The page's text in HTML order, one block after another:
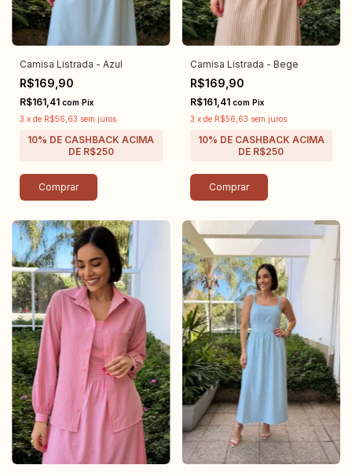
Camisa Listrada - Azul
R$169,90
R$161,41 com Pix
3 x de R$56,63 sem juros
Comprar
Camisa Listrada - Bege
R$169,90
R$161,41 com Pix
3 x de R$56,63 sem juros
Comprar